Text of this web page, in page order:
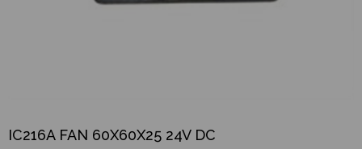
IC216A FAN 60X60X25 24V DC